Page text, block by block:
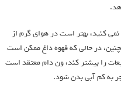
کنید، بهتر است در هوای گرم از
در حالی که قهوه داغ ممکن است
را بیشتر کند، ون دام معتقد است
به کم آبی بدن شود.